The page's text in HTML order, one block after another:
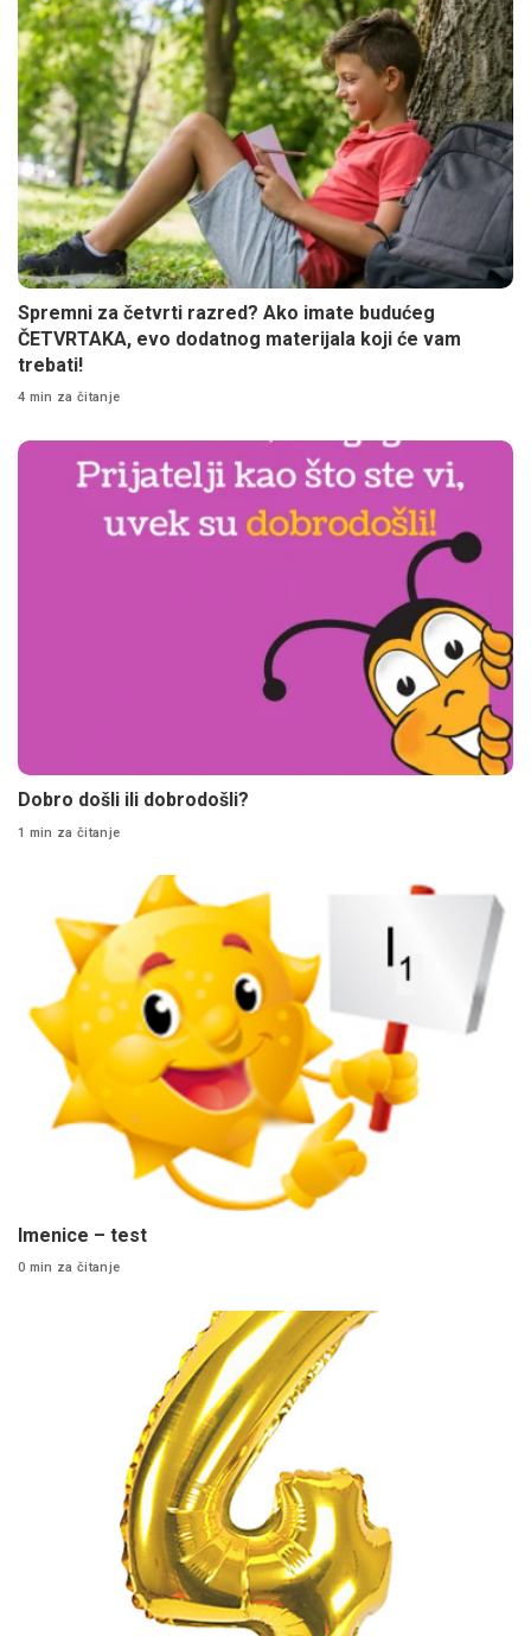
Spremni za četvrti razred? Ako imate budućeg
ČETVRTAKA, evo dodatnog materijala koji će vam
trebati!
4 min za čitanje
Dobro došli ili dobrodošli?
1 min za čitanje
Imenice – test
0 min za čitanje